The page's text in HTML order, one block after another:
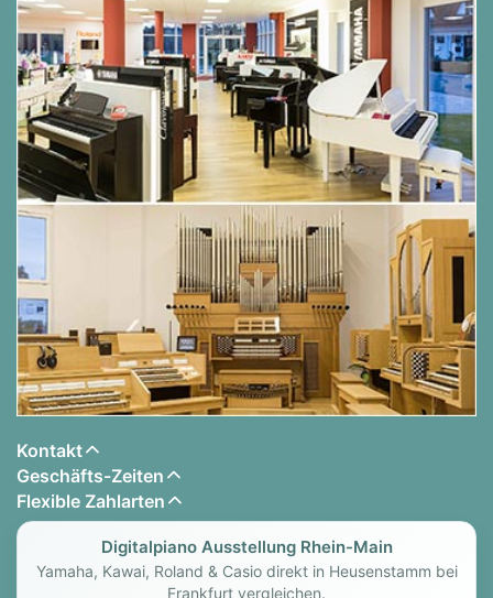
Resonanzboden Material:Massive Fichte,
verjüngend
Resonanzboden Fläche:1,39 m²
Rasten:
Tastenklappe:langsam schließend
Rollen:
Einzelrollen
Pedale:
max.klingende Saitenlänge: 1200 mm
ja, unter dem Spieltisch
Maße / Oberfläche
Breite in cm:149
Höhe in cm:122
Tiefe in cm:61
Farben:
Schwarz poliert mit silber Hardware, Weiß
poliert mit silber Hardware
Digital:
Kontakt
Geschäfts-Zeiten
Flexible Zahlarten
Digitalpiano Ausstellung Rhein-Main
Yamaha, Kawai, Roland & Casio direkt in Heusenstamm bei
Frankfurt vergleichen.